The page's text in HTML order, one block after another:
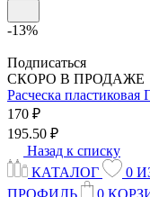
-13%
Подписаться
СКОРО В ПРОДАЖЕ
Расческа пластиковая
170 ₽
195.50 ₽
Назад к списку
КАТАЛОГ
0